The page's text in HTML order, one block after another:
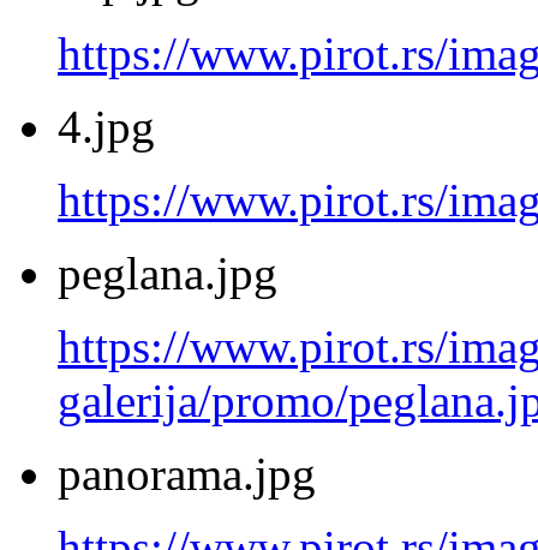
https://www.pirot.rs/
4.jpg
https://www.pirot.rs/
peglana.jpg
https://www.pirot.rs/
galerija/promo/
panorama.jpg